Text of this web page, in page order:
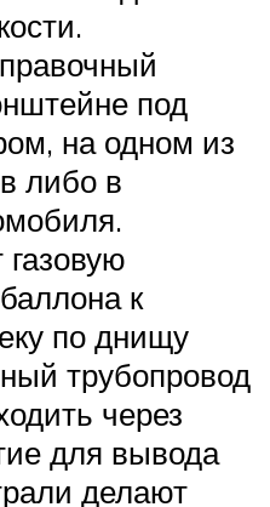
под
на одном из
либо в
к
по днищу
трубопровод
через
для вывода
делают